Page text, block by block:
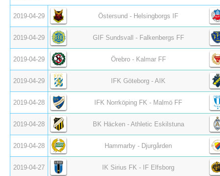
2019-04-29 Östersund - Helsingborgs IF
2019-04-29 GIF Sundsvall - Falkenbergs FF
2019-04-29 Örebro - Kalmar FF
2019-04-29 IFK Göteborg - AIK
2019-04-28 IFK Norrköping FK - Malmö FF
2019-04-28 BK Häcken - Athletic Eskilstuna
2019-04-28 Hammarby - Djurgården
2019-04-27 IK Sirius FK - IF Elfsborg